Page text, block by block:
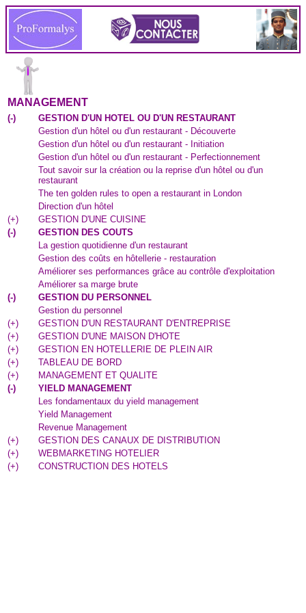
MANAGEMENT
(-)
GESTION D'UN HOTEL OU D'UN RESTAURANT
Gestion d'un hôtel ou d'un restaurant - Découverte
Gestion d'un hôtel ou d'un restaurant - Initiation
Gestion d'un hôtel ou d'un restaurant - Perfectionnement
Tout savoir sur la création ou la reprise d'un hôtel ou d'un
restaurant
The ten golden rules to open a restaurant in London
Direction d'un hôtel
(+)
GESTION D'UNE CUISINE
(-)
GESTION DES COUTS
La gestion quotidienne d'un restaurant
Gestion des coûts en hôtellerie - restauration
Améliorer ses performances grâce au contrôle d'exploitation
Améliorer sa marge brute
(-)
GESTION DU PERSONNEL
Gestion du personnel
(+)
GESTION D'UN RESTAURANT D'ENTREPRISE
(+)
GESTION D'UNE MAISON D'HOTE
(+)
GESTION EN HOTELLERIE DE PLEIN AIR
(+)
TABLEAU DE BORD
(+)
MANAGEMENT ET QUALITE
(-)
YIELD MANAGEMENT
Les fondamentaux du yield management
Yield Management
Revenue Management
(+)
GESTION DES CANAUX DE DISTRIBUTION
(+)
WEBMARKETING HOTELIER
(+) CONSTRUCTION DES HOTELS